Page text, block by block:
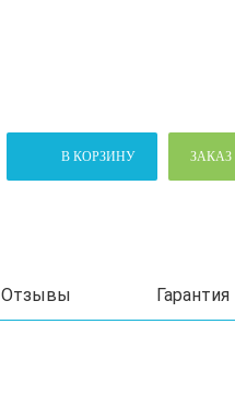
В КОРЗИНУ ЗАКАЗ
Отзывы Гарантия